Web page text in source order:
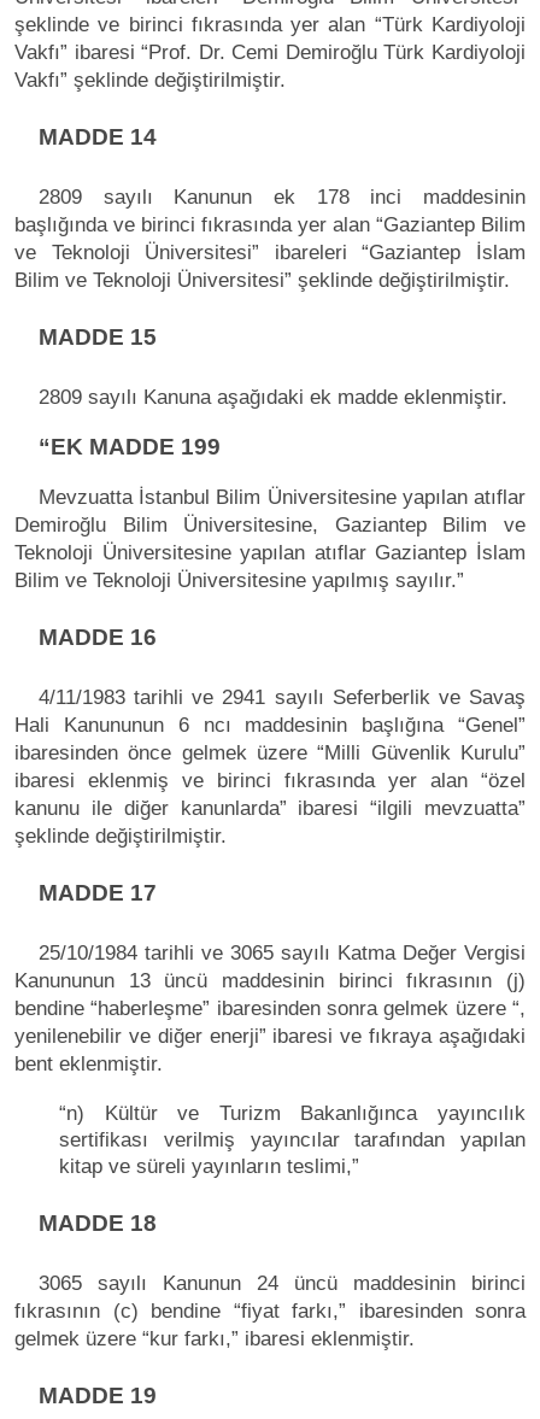
şeklinde ve birinci fıkrasında yer alan “Türk Kardiyoloji
Vakfı” ibaresi “Prof. Dr. Cemi Demiroğlu Türk Kardiyoloji
Vakfı” şeklinde değiştirilmiştir.
MADDE 14
2809 sayılı Kanunun ek 178 inci maddesinin
başlığında ve birinci fıkrasında yer alan “Gaziantep Bilim
ve Teknoloji Üniversitesi” ibareleri “Gaziantep İslam
Bilim ve Teknoloji Üniversitesi” şeklinde değiştirilmiştir.
MADDE 15
2809 sayılı Kanuna aşağıdaki ek madde eklenmiştir.
“EK MADDE 199
Mevzuatta İstanbul Bilim Üniversitesine yapılan atıflar
Demiroğlu Bilim Üniversitesine, Gaziantep Bilim ve
Teknoloji Üniversitesine yapılan atıflar Gaziantep İslam
Bilim ve Teknoloji Üniversitesine yapılmış sayılır.”
MADDE 16
4/11/1983 tarihli ve 2941 sayılı Seferberlik ve Savaş
Hali Kanununun 6 ncı maddesinin başlığına “Genel”
ibaresinden önce gelmek üzere “Milli Güvenlik Kurulu”
ibaresi eklenmiş ve birinci fıkrasında yer alan “özel
kanunu ile diğer kanunlarda” ibaresi “ilgili mevzuatta”
şeklinde değiştirilmiştir.
MADDE 17
25/10/1984 tarihli ve 3065 sayılı Katma Değer Vergisi
Kanununun 13 üncü maddesinin birinci fıkrasının (j)
bendine “haberleşme” ibaresinden sonra gelmek üzere “,
yenilenebilir ve diğer enerji” ibaresi ve fıkraya aşağıdaki
bent eklenmiştir.
“n) Kültür ve Turizm Bakanlığınca yayıncılık
sertifikası verilmiş yayıncılar tarafından yapılan
kitap ve süreli yayınların teslimi,”
MADDE 18
3065 sayılı Kanunun 24 üncü maddesinin birinci
fıkrasının (c) bendine “fiyat farkı,” ibaresinden sonra
gelmek üzere “kur farkı,” ibaresi eklenmiştir.
MADDE 19